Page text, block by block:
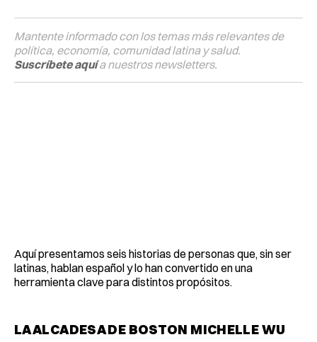
Mantente informado con los temas más relevantes de
política, economía, comunidad latina y salud.
Suscríbete aquía nuestros newsletters.
Aquí presentamos seis historias de personas que, sin ser
latinas, hablan español y lo han convertido en una
herramienta clave para distintos propósitos.
LA ALCADESA DE BOSTON MICHELLE WU